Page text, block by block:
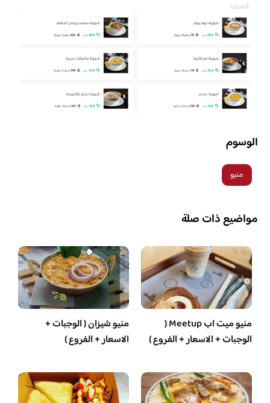
الوسوم
منيو
مواضيع ذات صلة
منيو ميت اب Meetup (
الوجبات + الاسعار + الفروع )
منيو شيزان ( الوجبات +
الاسعار + الفروع )